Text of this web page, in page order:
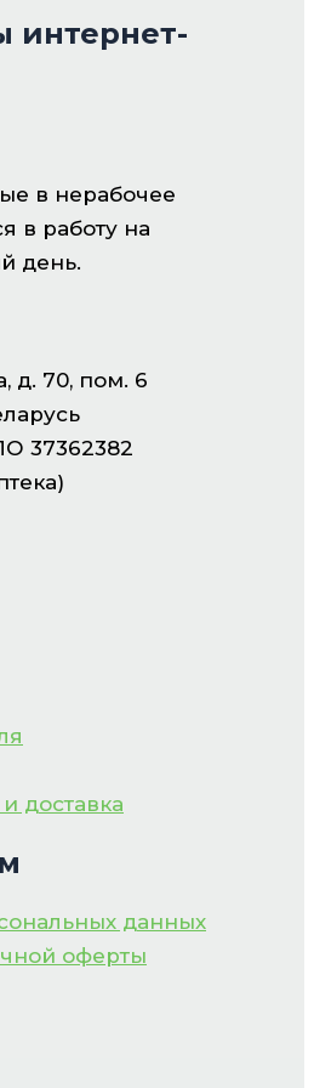
интернет-
в нерабочее
в работу на
день.
д. 70, пом. 6
37362382
доставка
данных
оферты